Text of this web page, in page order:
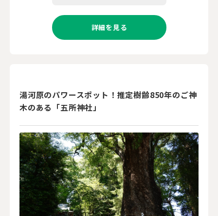
詳細を見る
湯河原のパワースポット！推定樹齢850年のご神
木のある「五所神社」